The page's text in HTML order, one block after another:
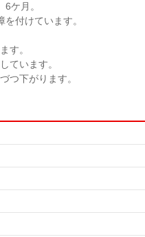
ケ月。
付けています。
す。
ています。
つ下がります。